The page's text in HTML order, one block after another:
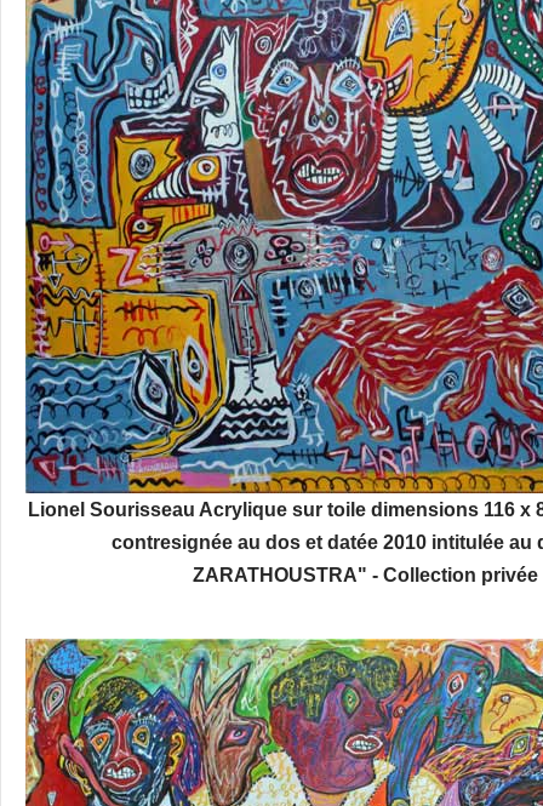
Lionel Sourisseau Acrylique sur toile dimensions 116 x
contresignée au dos et datée 2010 intitulée au
ZARATHOUSTRA" - Collection